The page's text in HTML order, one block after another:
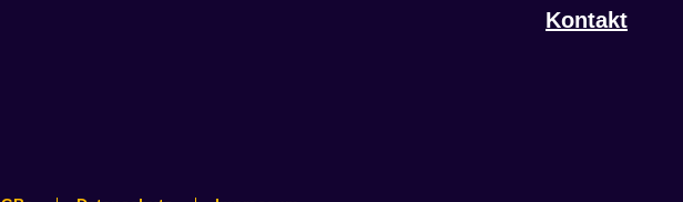
Kontakt